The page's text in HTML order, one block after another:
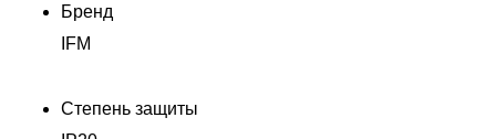
Бренд
IFM
Степень защиты